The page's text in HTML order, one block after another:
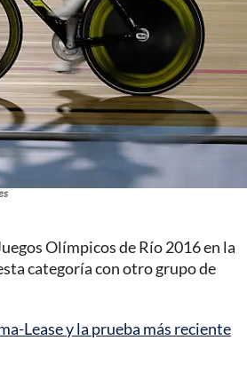
Olímpicos de Río 2016 en la
categoría con otro grupo de
Lease y la prueba más reciente